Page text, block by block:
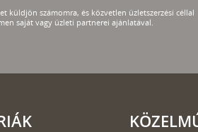
küldjön számomra, és közvetlen üzletszerzési céllal
saját vagy üzleti partnerei ajánlatával.